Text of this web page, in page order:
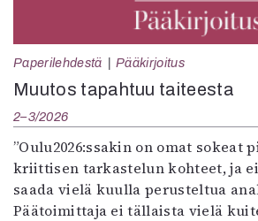
Paperilehdestä Pääkirjoitus
Muutos tapahtuu taiteesta
2–3/2026
”Oulu2026:ssakin on omat sokeat
kriittisen tarkastelun kohteet, ja
saada vielä kuulla perusteltua
Päätoimittaja ei tällaista vielä